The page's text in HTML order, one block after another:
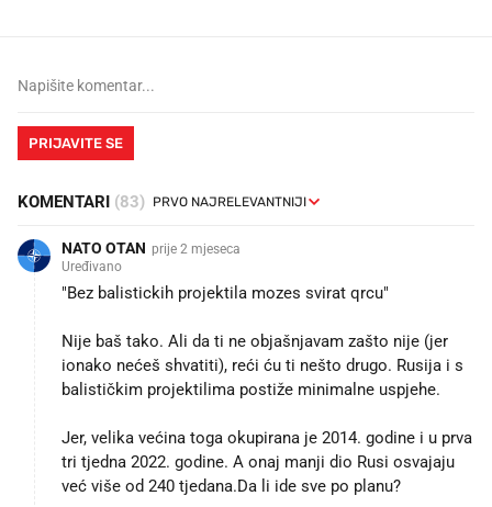
PRIJAVITE SE
KOMENTARI (83)
NATO OTAN prije 2 mjeseca
Uređivano
"Bez balistickih projektila mozes svirat qrcu"
Nije baš tako. Ali da ti ne objašnjavam zašto nije (jer
ionako nećeš shvatiti), reći ću ti nešto drugo. Rusija i s
balističkim projektilima postiže minimalne uspjehe.
Jer, velika većina toga okupirana je 2014. godine i u prva
tri tjedna 2022. godine. A onaj manji dio Rusi osvajaju
već više od 240 tjedana.Da li ide sve po planu?